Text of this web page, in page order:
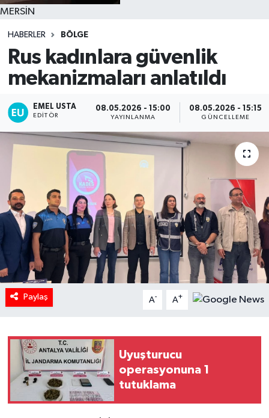
MERSİN
HABERLER BÖLGE
Rus kadınlara güvenlik
mekanizmaları anlatıldı
EMEL USTA
EDITÖR
08.05.2026 - 15:00
YAYINLANMA
08.05.2026 - 15:15
GÜNCELLEME
Paylaş A- A+
Uyuşturucu
operasyonuna 1
tutuklama